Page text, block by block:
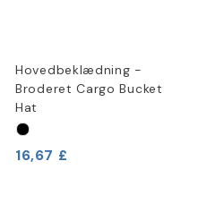
Hovedbeklædning -
Broderet Cargo Bucket
Hat
16,67 £